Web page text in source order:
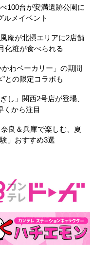
100台が安満遺跡公園に
ルメイベント
庵が北摂エリアに2店舗
化粧が食べられる
かわベーカリー」の期間
との限定コラボも
し」関西2号店が登場、
くから注目
良＆兵庫で楽しむ、夏
」おすすめ3選